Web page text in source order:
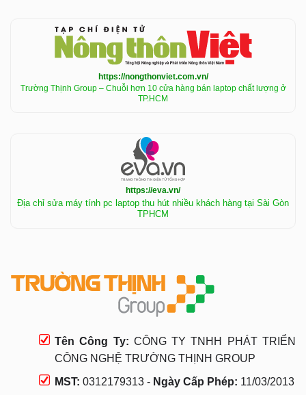
https://nongthonviet.com.vn/
Trường Thịnh Group – Chuỗi hơn 10 cửa hàng bán laptop chất lượng ở
TP.HCM
https://eva.vn/
Địa chỉ sửa máy tính pc laptop thu hút nhiều khách hàng tại Sài Gòn
TPHCM
Tên Công Ty: CÔNG TY TNHH PHÁT TRIỂN
CÔNG NGHỆ TRƯỜNG THỊNH GROUP
MST: 0312179313 - Ngày Cấp Phép: 11/03/2013